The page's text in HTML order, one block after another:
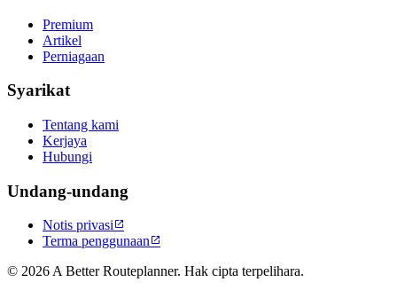
Premium
Artikel
Perniagaan
Syarikat
Tentang kami
Kerjaya
Hubungi
Undang-undang
Notis privasi
Terma penggunaan
© 2026 A Better Routeplanner. Hak cipta terpelihara.